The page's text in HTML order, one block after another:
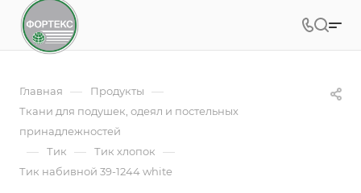
Главная — Продукты —
Ткани для подушек, одеял и постельных
принадлежностей
— Тик — Тик хлопок —
Тик набивной 39-1244 white